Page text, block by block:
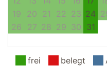
19
20 21 22 23 24
26
27 28 29 30 31
frei
belegt